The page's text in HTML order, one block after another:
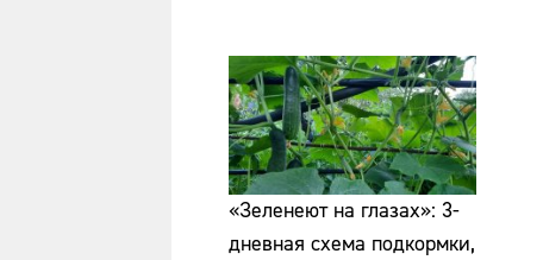
«Зеленеют на глазах»: 3-
дневная схема подкормки,